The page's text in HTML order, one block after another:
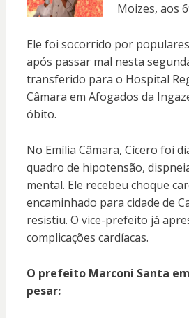
Moizes, aos
Ele foi socorrido por
após passar mal nesta
transferido para o Hospital
Câmara em Afogados da
óbito.
No Emília Câmara, Cícero foi
quadro de hipotensão,
mental. Ele recebeu choque
encaminhado para cidade de
resistiu. O vice-prefeito já
complicações cardíacas.
O prefeito Marconi Santa
pesar: